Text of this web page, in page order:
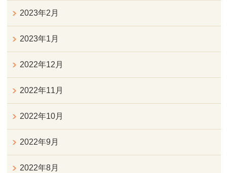
2023年2月
2023年1月
2022年12月
2022年11月
2022年10月
2022年9月
2022年8月